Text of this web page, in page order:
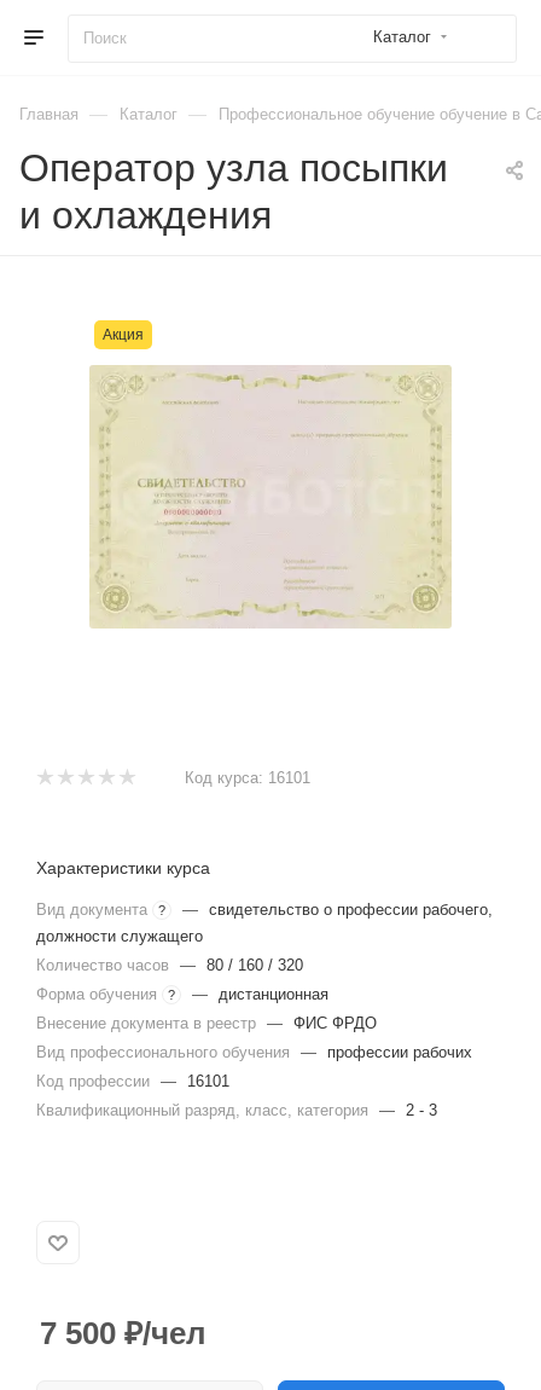
Каталог
Главная — Каталог — Профессиональное обучение обучение в
Оператор узла посыпки
и охлаждения
Акция
Код курса: 16101
Характеристики курса
Вид документа ? — свидетельство о профессии рабочего,
должности служащего
Количество часов
— 80 / 160 / 320
Форма обучения
? —
дистанционная
Внесение документа в реестр — ФИС ФРДО
Вид профессионального обучения
—
профессии рабочих
Код профессии —
16101
Квалификационный разряд, класс, категория
— 2 - 3
7 500 ₽/чел